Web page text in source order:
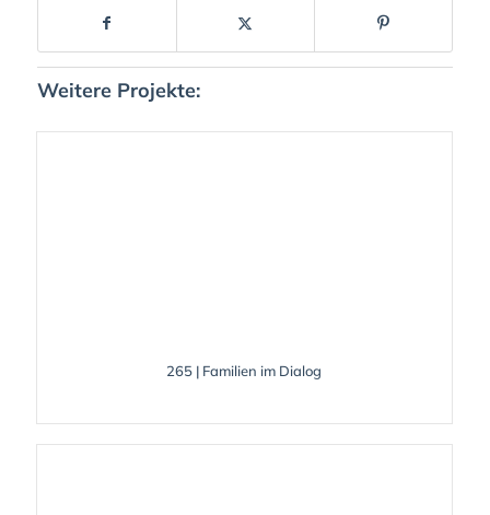
Weitere Projekte:
265 | Familien im Dialog